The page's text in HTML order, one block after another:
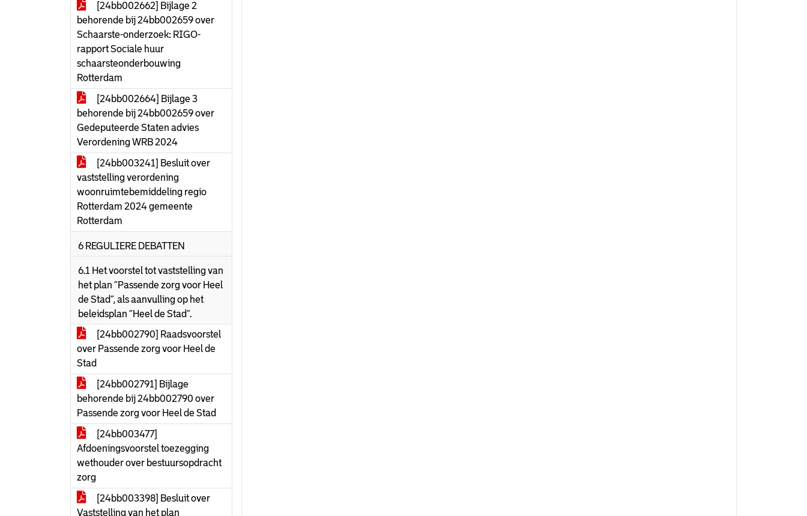
[24bb002662] Bijlage 2
behorende bij 24bb002659 over
Schaarste-onderzoek: RIGO-
rapport Sociale huur
schaarsteonderbouwing
Rotterdam
[24bb002664] Bijlage 3
behorende bij 24bb002659 over
Gedeputeerde Staten advies
Verordening WRB 2024
[24bb003241] Besluit over
vaststelling verordening
woonruimtebemiddeling regio
Rotterdam 2024 gemeente
Rotterdam
6 REGULIERE DEBATTEN
6.1 Het voorstel tot vaststelling van
het plan “Passende zorg voor Heel
de Stad”, als aanvulling op het
beleidsplan “Heel de Stad”.
[24bb002790] Raadsvoorstel
over Passende zorg voor Heel de
Stad
[24bb002791] Bijlage
behorende bij 24bb002790 over
Passende zorg voor Heel de Stad
[24bb003477]
Afdoeningsvoorstel toezegging
wethouder over bestuursopdracht
zorg
[24bb003398] Besluit over
Vaststelling van het plan